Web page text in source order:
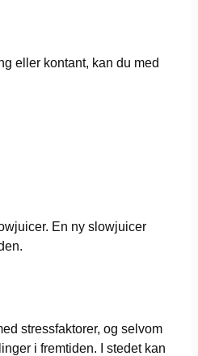
eller kontant, kan du med
En ny slowjuicer
stressfaktorer, og selvom
i fremtiden. I stedet kan